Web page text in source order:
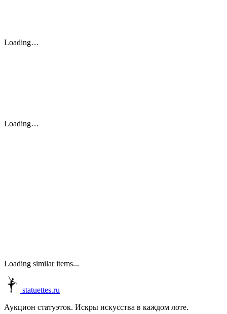
Loading…
Loading…
Loading similar items...
statuettes.ru
Аукцион статуэток. Искры искусства в каждом лоте.